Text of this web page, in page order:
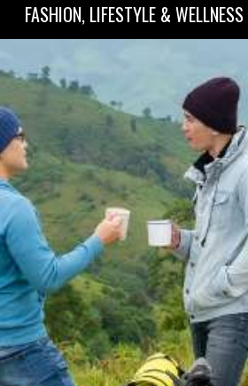
FASHION, LIFESTYLE & WELLNESS